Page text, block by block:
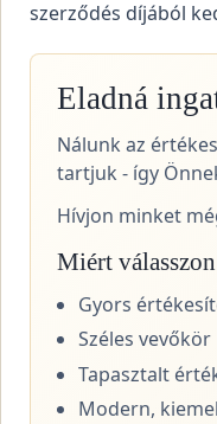
szerződés díjából
Eladná
Nálunk az
tartjuk - így
Hívjon minket
Miért
Gyors
Széles vevőkör
Tapasztalt
Modern,